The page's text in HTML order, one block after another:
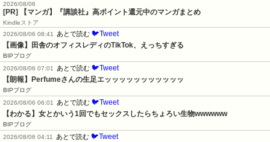
2026/08/06
[PR] 【マンガ】『講談社』高ポイント還元中のマンガまとめ
Kindleストア
2026/08/06 08:41
あとで読む 🐦Tweet
【画像】田舎のオフィスレディのTikTok、えっちすぎる
BIPブログ
2026/08/06 07:01
あとで読む 🐦Tweet
【朗報】Perfumeさんの生足エッッッッッッッッッッッ
BIPブログ
2026/08/06 06:01
あとで読む 🐦Tweet
【わかる】女とかいう1回でもセックスしたらちょろい生物wwwwww
BIPブログ
2026/08/06 04:11
あとで読む 🐦Tweet